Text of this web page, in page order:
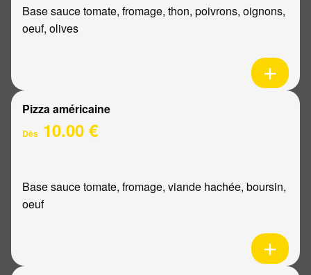
Base sauce tomate, fromage, thon, poivrons, oignons,
oeuf, olives
Pizza américaine
Dès 10.00 €
Base sauce tomate, fromage, viande hachée, boursin,
oeuf